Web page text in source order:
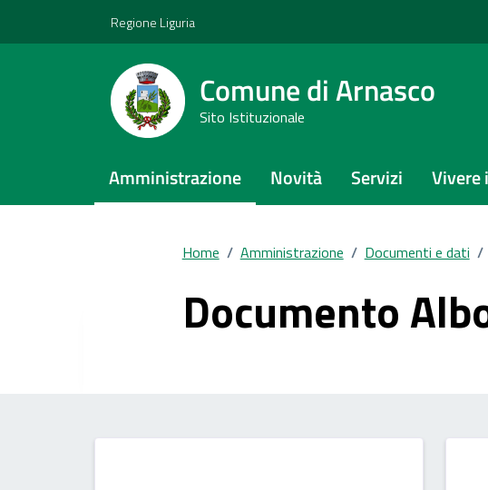
Regione Liguria
Comune di Arnasco
Sito Istituzionale
Amministrazione Novità Servizi Vivere
Home / Amministrazione / Documenti e dati /
Documento